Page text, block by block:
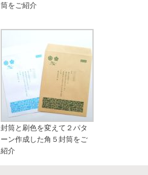
筒をご紹介
封筒と刷色を変えて２パタ
ーン作成した角５封筒をご
紹介